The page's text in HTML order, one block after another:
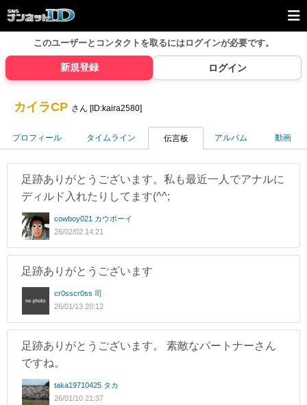
このユーザーとコンタクトを取るにはログインが必要です。
新規登録 ログイン
カイラCP さん [ID:kaira2580]
プロフィール タイムライン 伝言板 アルバム 動画
足跡ありがとうございます。私も最近一人でアナルに
ディルド入れたりしてます(^^;
cowboy021 カウボーイ
26/02/02 14:21
足跡ありがとうございます
cr0sscr0ss 司
26/01/13 20:12
足跡ありがとうございます。 素敵なパートナーさん
ですね。
taka19710425 タカ
26/01/10 21:37